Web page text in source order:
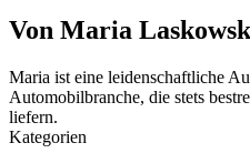
Von Maria
Maria ist eine leidenschaftliche
Automobilbranche, die stets
liefern.
Kategorien